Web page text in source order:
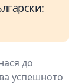
до
успешното